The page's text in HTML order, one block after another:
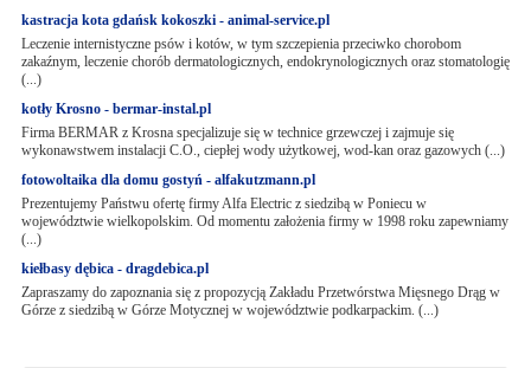
kastracja kota gdańsk kokoszki - animal-service.pl
Leczenie internistyczne psów i kotów, w tym szczepienia przeciwko chorobom
zakaźnym, leczenie chorób dermatologicznych, endokrynologicznych oraz stomatologię
(...)
kotły Krosno - bermar-instal.pl
Firma BERMAR z Krosna specjalizuje się w technice grzewczej i zajmuje się
wykonawstwem instalacji C.O., ciepłej wody użytkowej, wod-kan oraz gazowych (...)
fotowoltaika dla domu gostyń - alfakutzmann.pl
Prezentujemy Państwu ofertę firmy Alfa Electric z siedzibą w Poniecu w
województwie wielkopolskim. Od momentu założenia firmy w 1998 roku zapewniamy
(...)
kiełbasy dębica - dragdebica.pl
Zapraszamy do zapoznania się z propozycją Zakładu Przetwórstwa Mięsnego Drąg w
Górze z siedzibą w Górze Motycznej w województwie podkarpackim. (...)